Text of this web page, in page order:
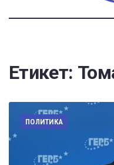
Етикет:
ПОЛИТИКА